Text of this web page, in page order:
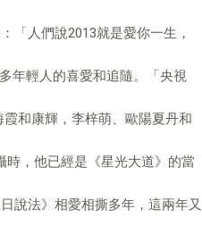
「人們說2013就是愛你一生，
年輕人的喜愛和追隨。「央視
和康輝，李梓萌、歐陽夏丹和
時，他已經是《星光大道》的當
說法》相愛相撕多年，這兩年又